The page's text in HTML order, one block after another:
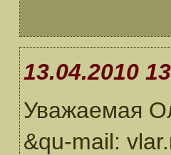
13.04.2010
Уважаемая
&qu-mail: